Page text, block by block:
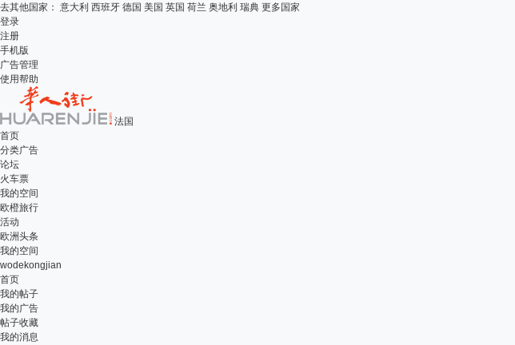
去其他国家： 意大利 西班牙 德国 美国 英国 荷兰 奥地利 瑞典 更多国家
登录
注册
手机版
广告管理
使用帮助
法国
首页
分类广告
论坛
火车票
我的空间
欧橙旅行
活动
欧洲头条
我的空间
wodekongjian
首页
我的帖子
我的广告
帖子收藏
我的消息